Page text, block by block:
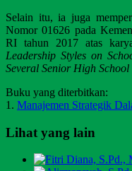
Selain itu, ia juga
Nomor 01626 pada
RI tahun 2017 atas
Leadership Styles on
Several Senior High
Buku yang diterbitkan:
1. Manajemen Strategik
Lihat yang lain